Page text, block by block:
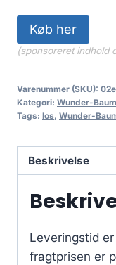
Køb her
(sponsoreret indhold
Varenummer (SKU):
Kategori: Wunder-
Tags: los, Wunder-
Beskrivelse
Leveringstid
fragtprisen er